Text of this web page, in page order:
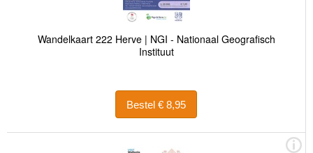
Wandelkaart 222 Herve | NGI - Nationaal Geografisch
Instituut
Bestel € 8,95